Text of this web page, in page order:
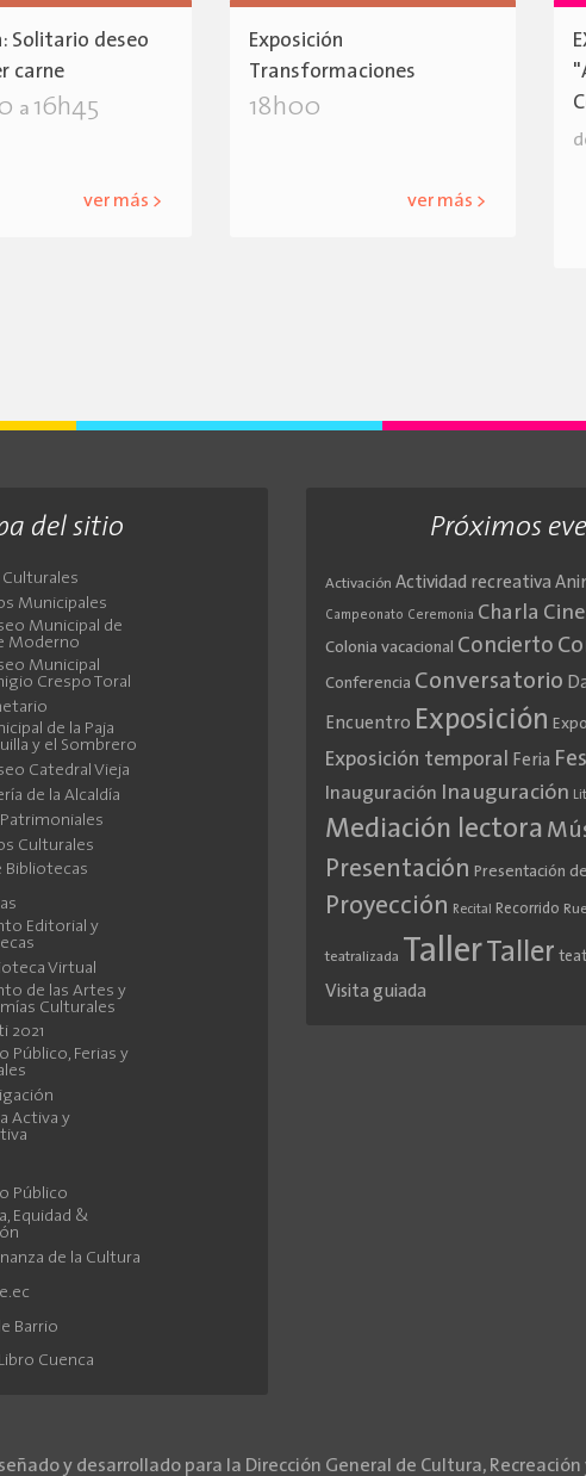
Solitario deseo
carne
a 16h45
ver más >
Exposición
Transformaciones
18h00
ver más >
del sitio
Culturales
Municipales
Municipal de
Moderno
Municipal
Crespo Toral
de la Paja
y el Sombrero
Catedral Vieja
de la Alcaldía
Patrimoniales
Culturales
Bibliotecas
Editorial y
Virtual
de las Artes y
Culturales
2021
Público, Ferias y
Activa y
Público
Equidad &
de la Cultura
Barrio
Cuenca
Próximos
Activación Actividad recreativa
Campeonato Ceremonia Charla Cine
Colonia vacacional Concierto
Conferencia Conversatorio
Encuentro Exposición
Exposición temporal Feria
Inauguración Inauguración
Mediación lectora
Presentación Presentación
Proyección Recital Recorrido
teatralizada Taller Taller
Visita guiada
y desarrollado para la Dirección General de Cultura,